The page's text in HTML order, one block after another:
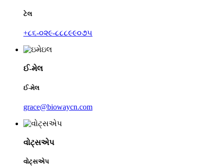
ટેલ
+૮૬-૦૨૯-૮૮૮૯૯૦૭૫
ઈ-મેલ
ઈ-મેલ
grace@biowaycn.com
વોટ્સએપ
વોટ્સએપ